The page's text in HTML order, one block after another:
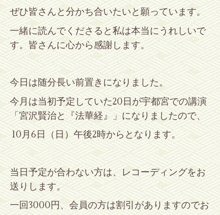
ぜひ皆さんと分かち合いたいと願っています。
一緒に読んでくださると私は本当にうれしいで
す。皆さんに心から感謝します。
今日は随分長い前置きになりました。
今月は当初予定していた20日が宇都宮での講演
「宮沢賢治と『法華経』」になりましたので、
10月6日（日）午後2時からとなります。
当日予定が合わない方は、レコーディングをお
送りします。
一回3000円、会員の方は割引がありますのでお